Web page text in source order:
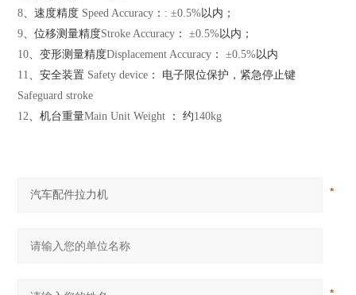
8、速度精度 Speed Accuracy ： : ±0.5%以内；
9、位移测量精度Stroke Accuracy ： ±0.5%以内；
10、变形测量精度Displacement Accuracy ： ±0.5%以内
11、安全装置 Safety device ： 电子限位保护，紧急停止键
Safeguard stroke
12、机台重量Main Unit Weight ： 约140kg